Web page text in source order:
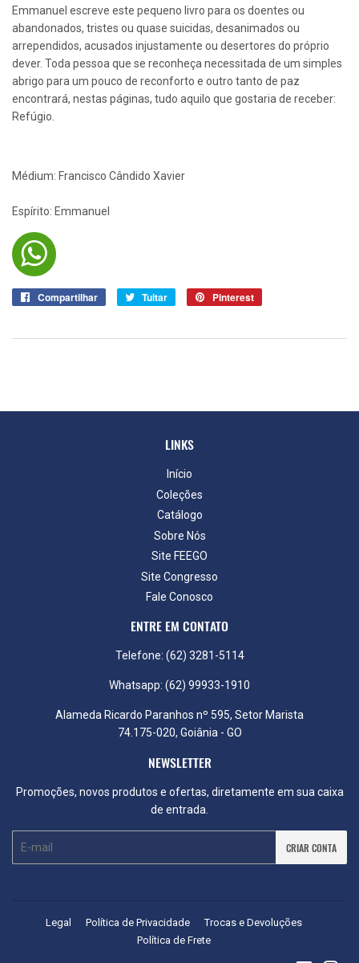
Emmanuel escreve este pequeno livro para os doentes ou
abandonados, tristes ou quase suicidas, desanimados ou
arrependidos, acusados injustamente ou desertores do próprio
dever. Toda pessoa que se reconheça necessitada de um simples
abrigo para um pouco de reconforto e outro tanto de paz
encontrará, nestas páginas, tudo aquilo que gostaria de receber:
Refúgio.
Médium: Francisco Cândido Xavier
Espírito: Emmanuel
Compartilhar
Compartilhar
Tuitar Tuitar Pinterest
LINKS
Início
Coleções
Catálogo
Sobre Nós
Site FEEGO
Site Congresso
Fale Conosco
ENTRE EM CONTATO
Telefone: (62) 3281-5114
Whatsapp: (62) 99933-1910
Alameda Ricardo Paranhos nº 595, Setor Marista
74.175-020, Goiânia - GO
NEWSLETTER
Promoções, novos produtos e ofertas, diretamente em sua caixa
de entrada.
E-
CRIAR CONTA
Legal Política de Privacidade
Trocas e Devoluções
Política de Frete